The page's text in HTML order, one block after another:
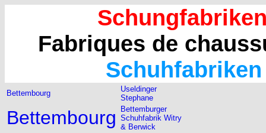
Fabriques de
Bettembourg
Useldinger
Stephane
Bettembourg
Bettemburger
Schuhfabrik Witry
& Berwick